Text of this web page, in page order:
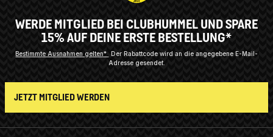
WERDE MITGLIED BEI CLUBHUMMEL UND SPARE
15% AUF DEINE ERSTE BESTELLUNG*
Bestimmte Ausnahmen gelten* Der Rabattcode wird an die angegebene E-Mail-
Adresse gesendet.
JETZT MITGLIED WERDEN